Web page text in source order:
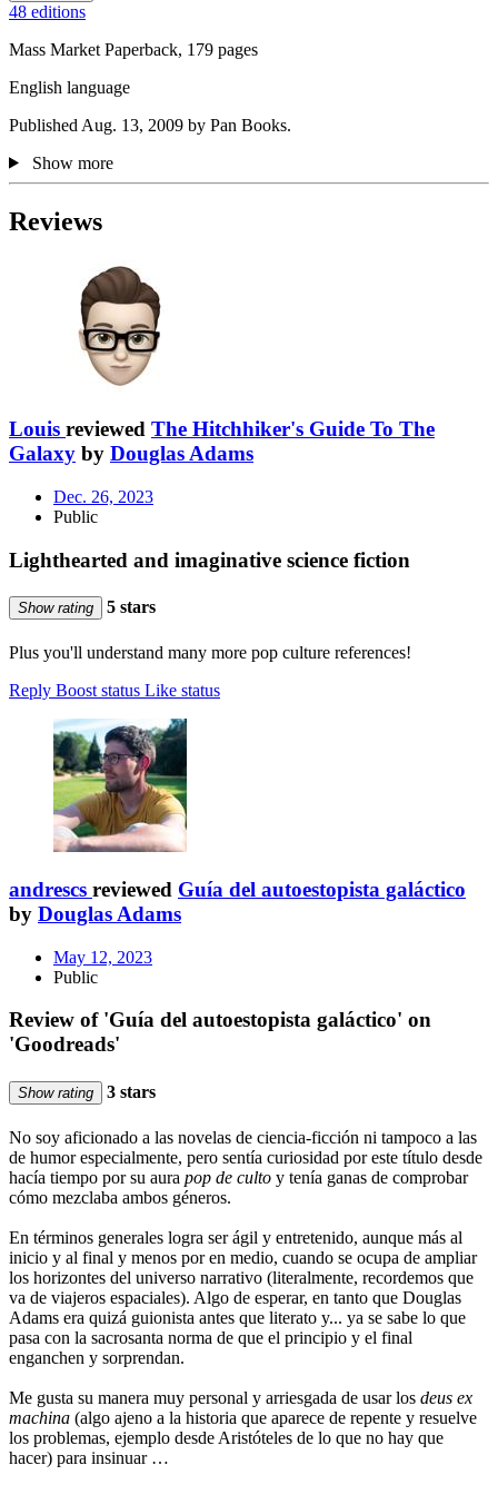
48 editions
Mass Market Paperback, 179 pages
English language
Published Aug. 13, 2009 by Pan Books.
Show more
Reviews
Louis reviewed The Hitchhiker's Guide To The
Galaxy by Douglas Adams
Dec. 26, 2023
Public
Lighthearted and imaginative science fiction
Show rating 5 stars
Plus you'll understand many more pop culture references!
Reply Boost status Like status
andrescs reviewed Guía del autoestopista galáctico
by Douglas Adams
May 12, 2023
Public
Review of 'Guía del autoestopista galáctico' on
'Goodreads'
Show rating 3 stars
No soy aficionado a las novelas de ciencia-ficción ni tampoco a las
de humor especialmente, pero sentía curiosidad por este título desde
hacía tiempo por su aura pop de culto y tenía ganas de comprobar
cómo mezclaba ambos géneros.
En términos generales logra ser ágil y entretenido, aunque más al
inicio y al final y menos por en medio, cuando se ocupa de ampliar
los horizontes del universo narrativo (literalmente, recordemos que
va de viajeros espaciales). Algo de esperar, en tanto que Douglas
Adams era quizá guionista antes que literato y... ya se sabe lo que
pasa con la sacrosanta norma de que el principio y el final
enganchen y sorprendan.
Me gusta su manera muy personal y arriesgada de usar los deus ex
machina (algo ajeno a la historia que aparece de repente y resuelve
los problemas, ejemplo desde Aristóteles de lo que no hay que
hacer) para insinuar …